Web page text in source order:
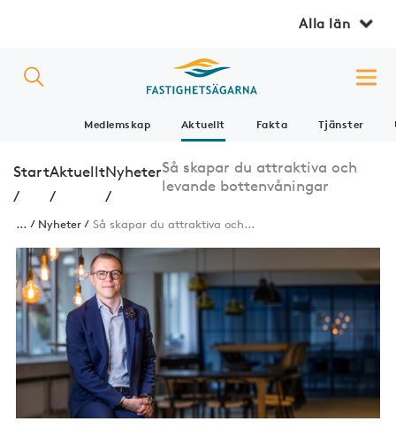
Alla län
Medlemskap Aktuellt Fakta Tjänster
Start
/
Aktuellt
/
Nyheter
/
Så skapar du attraktiva och
levande bottenvåningar
... Nyheter Så skapar du attraktiva och...